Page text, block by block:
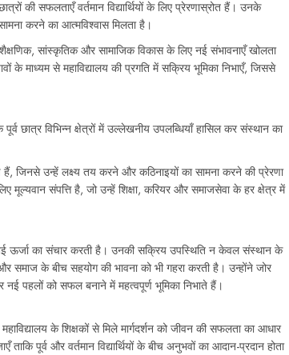
की सफलताएँ वर्तमान विद्यार्थियों के लिए प्रेरणास्रोत हैं। उनके
करने का आत्मविश्वास मिलता है।
शैक्षणिक, सांस्कृतिक और सामाजिक विकास के लिए नई संभावनाएँ खोलता
के माध्यम से महाविद्यालय की प्रगति में सक्रिय भूमिका निभाएँ, जिससे
छात्र विभिन्न क्षेत्रों में उल्लेखनीय उपलब्धियाँ हासिल कर संस्थान का
हैं, जिनसे उन्हें लक्ष्य तय करने और कठिनाइयों का सामना करने की प्रेरणा
मूल्यवान संपत्ति है, जो उन्हें शिक्षा, करियर और समाजसेवा के हर क्षेत्र में
ऊर्जा का संचार करती है। उनकी सक्रिय उपस्थिति न केवल संस्थान के
समाज के बीच सहयोग की भावना को भी गहरा करती है। उन्होंने जोर
पहलों को सफल बनाने में महत्वपूर्ण भूमिका निभाते हैं।
के शिक्षकों से मिले मार्गदर्शन को जीवन की सफलता का आधार
पूर्व और वर्तमान विद्यार्थियों के बीच अनुभवों का आदान-प्रदान होता